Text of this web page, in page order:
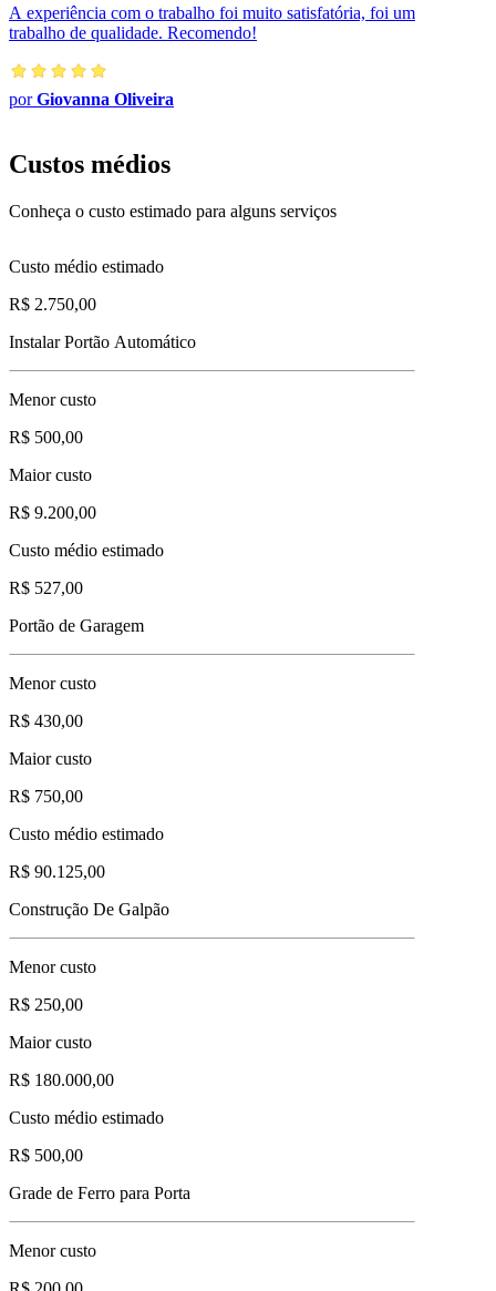
A experiência com o trabalho foi muito satisfatória, foi um
trabalho de qualidade. Recomendo!
porGiovanna Oliveira
Custos médios
Conheça o custo estimado para alguns serviços
Custo médio estimado
R$ 2.750,00
Instalar Portão Automático
Menor custo
R$ 500,00
Maior custo
R$ 9.200,00
Custo médio estimado
R$ 527,00
Portão de Garagem
Menor custo
R$ 430,00
Maior custo
R$ 750,00
Custo médio estimado
R$ 90.125,00
Construção De Galpão
Menor custo
R$ 250,00
Maior custo
R$ 180.000,00
Custo médio estimado
R$ 500,00
Grade de Ferro para Porta
Menor custo